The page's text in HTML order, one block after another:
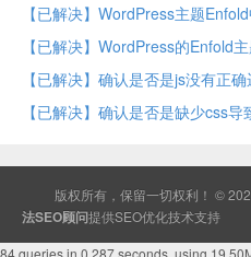
版权所有，保留一切权利！ ©
法SEO顾问提供SEO优化技术支持
84 queries in 0.287 seconds, using